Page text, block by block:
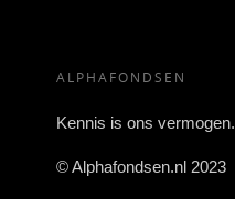
ALPHAFONDSEN
Kennis is ons vermogen.
© Alphafondsen.nl 2023